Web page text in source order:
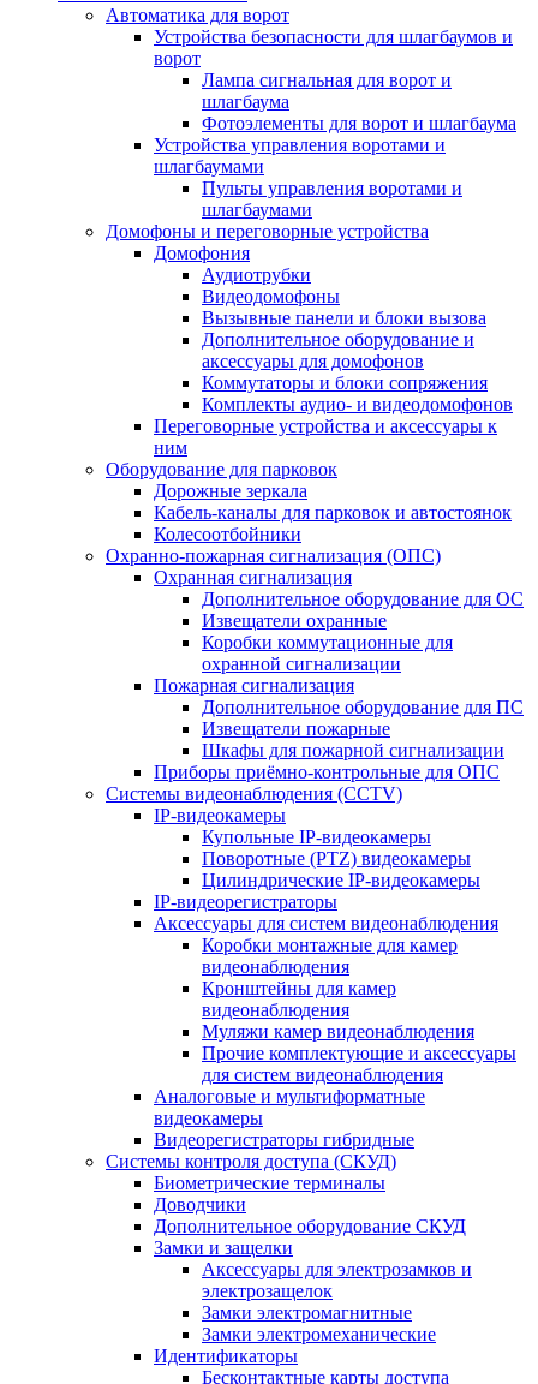
Автоматика для ворот
Устройства безопасности для шлагбаумов и
ворот
Лампа сигнальная для ворот и
шлагбаума
Фотоэлементы для ворот и шлагбаума
Устройства управления воротами и
шлагбаумами
Пульты управления воротами и
шлагбаумами
Домофоны и переговорные устройства
Домофония
Аудиотрубки
Видеодомофоны
Вызывные панели и блоки вызова
Дополнительное оборудование и
аксессуары для домофонов
Коммутаторы и блоки сопряжения
Комплекты аудио- и видеодомофонов
Переговорные устройства и аксессуары к
ним
Оборудование для парковок
Дорожные зеркала
Кабель-каналы для парковок и автостоянок
Колесоотбойники
Охранно-пожарная сигнализация (ОПС)
Охранная сигнализация
Дополнительное оборудование для ОС
Извещатели охранные
Коробки коммутационные для
охранной сигнализации
Пожарная сигнализация
Дополнительное оборудование для ПС
Извещатели пожарные
Шкафы для пожарной сигнализации
Приборы приёмно-контрольные для ОПС
Системы видеонаблюдения (CCTV)
IP-видеокамеры
Купольные IP-видеокамеры
Поворотные (PTZ) видеокамеры
Цилиндрические IP-видеокамеры
IP-видеорегистраторы
Аксессуары для систем видеонаблюдения
Коробки монтажные для камер
видеонаблюдения
Кронштейны для камер
видеонаблюдения
Муляжи камер видеонаблюдения
Прочие комплектующие и аксессуары
для систем видеонаблюдения
Аналоговые и мультиформатные
видеокамеры
Видеорегистраторы гибридные
Системы контроля доступа (СКУД)
Биометрические терминалы
Доводчики
Дополнительное оборудование СКУД
Замки и защелки
Аксессуары для электрозамков и
электрозащелок
Замки электромагнитные
Замки электромеханические
Идентификаторы
Бесконтактные карты доступа